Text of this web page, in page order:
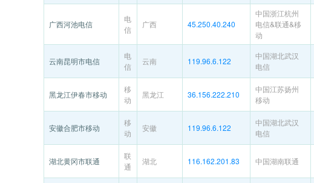
广西河池电信
电
信
广西 45.250.40.240
中国浙江杭州
电信&联通&移
动
云南昆明市电信
电
信
云南 119.96.6.122
中国湖北武汉
电信
黑龙江伊春市移动
移
动
黑龙江 36.156.222.210
中国江苏扬州
移动
安徽合肥市移动
移
动
安徽 119.96.6.122
中国湖北武汉
电信
湖北黄冈市联通
联
通
湖北 116.162.201.83 中国湖南联通